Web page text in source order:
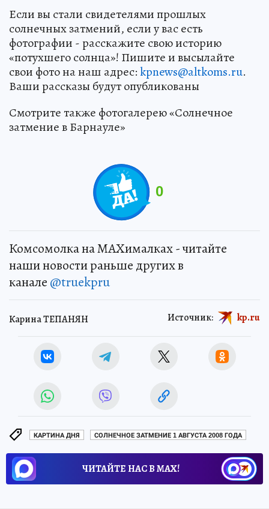
Если вы стали свидетелями прошлых
солнечных затмений, если у вас есть
фотографии - расскажите свою историю
«потухшего солнца»! Пишите и высылайте
свои фото на наш адрес:kpnews@altkoms.ru.
Ваши рассказы будут опубликованы
Смотрите также фотогалерею «Солнечное
затмение в Барнауле»
0
Комсомолка на MAXималках - читайте
наши новости раньше других в
канале @truekpru
Карина ТЕПАНЯН Источник: kp.ru
КАРТИНА ДНЯ СОЛНЕЧНОЕ ЗАТМЕНИЕ 1 АВГУСТА 2008 ГОДА
ЧИТАЙТЕ НАС В МАХ!